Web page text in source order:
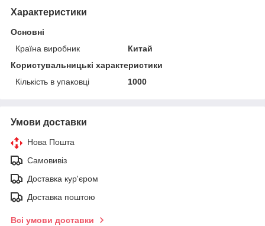
Характеристики
Основні
Країна виробник
Китай
Користувальницькі характеристики
Кількість в упаковці
1000
Умови доставки
Нова Пошта
Самовивіз
Доставка кур'єром
Доставка поштою
Всі умови доставки